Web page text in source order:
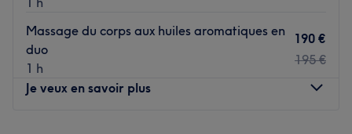
Les spécialités de l’établissement : les massages et les
soins du corps.
Voir le salon
Massage du corps aux huiles aromatiques en
duo
1 h
190 €
195 €
Je veux en savoir plus